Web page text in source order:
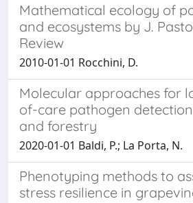
Mathematical ecology of
and ecosystems by J.
Review
2010-01-01 Rocchini, D.
Molecular approaches for
of-care pathogen
and forestry
2020-01-01 Baldi, P.; La Porta, N.
Phenotyping methods to
stress resilience in